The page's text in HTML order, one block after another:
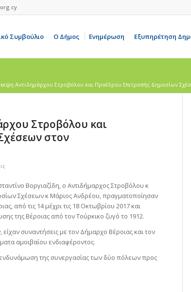
Συμβούλιο Ο Δήμος Ενημέρωση Εξυπηρέτηση
Αντιδημάρχου Στροβόλου και Προέδρου Επιτροπής Δημοσίων
Στροβόλου και
στον
Βοργιαζίδη, ο Αντιδήμαρχος Στροβόλου κ
Σχέσεων κ Μάριος Ανδρέου, πραγματοποίησαν
από τις 14 μέχρι τις 18 Οκτωβρίου 2017 και
της Βέροιας από τον Τούρκικο ζυγό το 1912.
συναντήσεις με τον Δήμαρχο Βέροιας και τον
αμοιβαίου ενδιαφέροντος.
ενδυνάμωση της συνεργασίας των δύο πόλεων προς